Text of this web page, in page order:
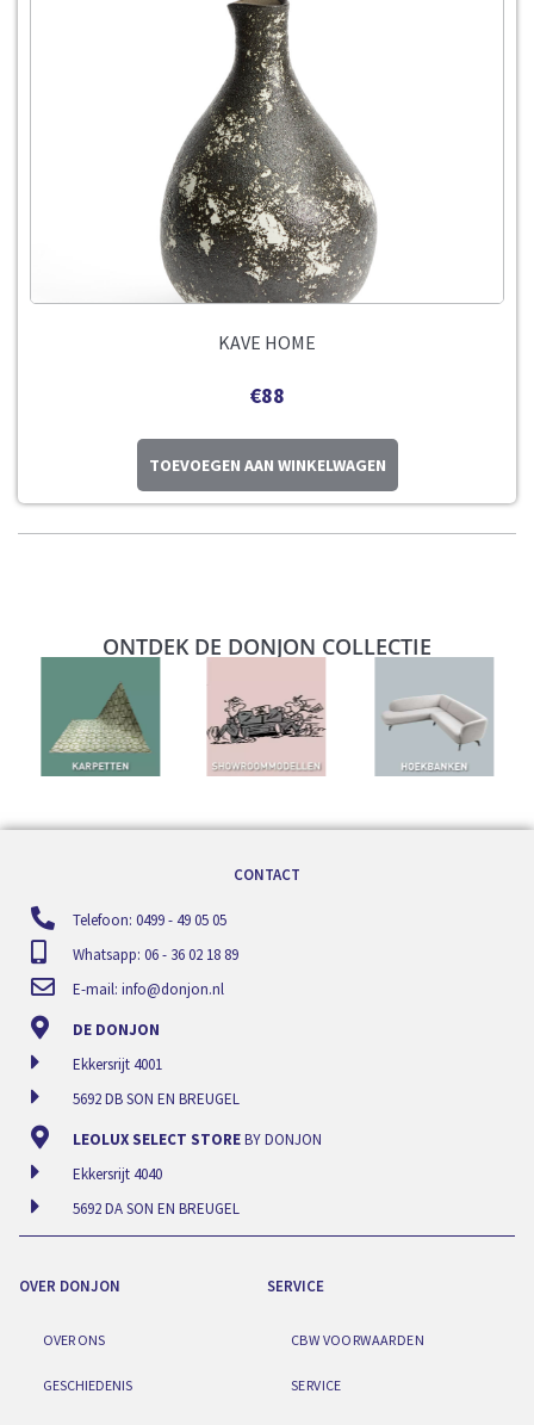
KAVE HOME
€88
TOEVOEGEN AAN WINKELWAGEN
ONTDEK DE DONJON COLLECTIE
CONTACT
Telefoon: 0499 - 49 05 05
Whatsapp: 06 - 36 02 18 89
E-mail: info@donjon.nl
DE DONJON
Ekkersrijt 4001
5692 DB SON EN BREUGEL
LEOLUX SELECT STOREBY DONJON
Ekkersrijt 4040
5692 DA SON EN BREUGEL
OVER DONJON
OVER ONS
GESCHIEDENIS
SERVICE
CBW VOORWAARDEN
SERVICE